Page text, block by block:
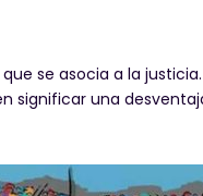
se asocia a la
una